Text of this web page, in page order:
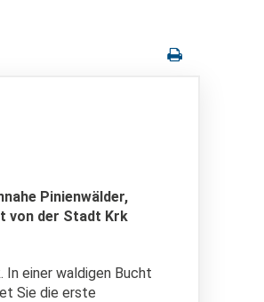
Pinienwälder,
von der Stadt Krk
In einer waldigen Bucht
Sie die erste